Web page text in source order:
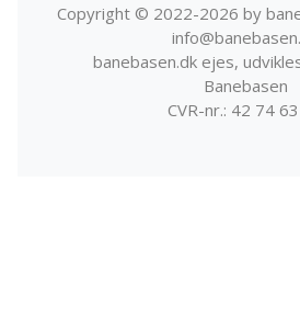
Copyright © 2022-2026 by
banebasen.dk ejes,
Banebasen
CVR-nr.: 42 74